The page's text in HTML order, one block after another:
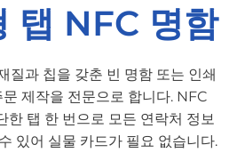
탭 NFC 명함
질과 칩을 갖춘 빈 명함 또는 인쇄
제작을 전문으로 합니다. NFC
한 탭 한 번으로 모든 연락처 정보
있어 실물 카드가 필요 없습니다.